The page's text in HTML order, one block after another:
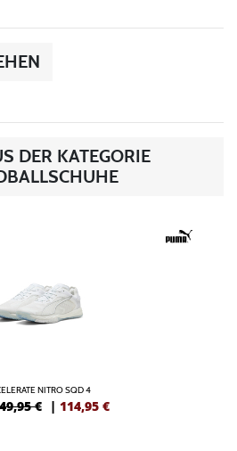
DER KATEGORIE
NITRO SQD 4
€ | 114,95 €